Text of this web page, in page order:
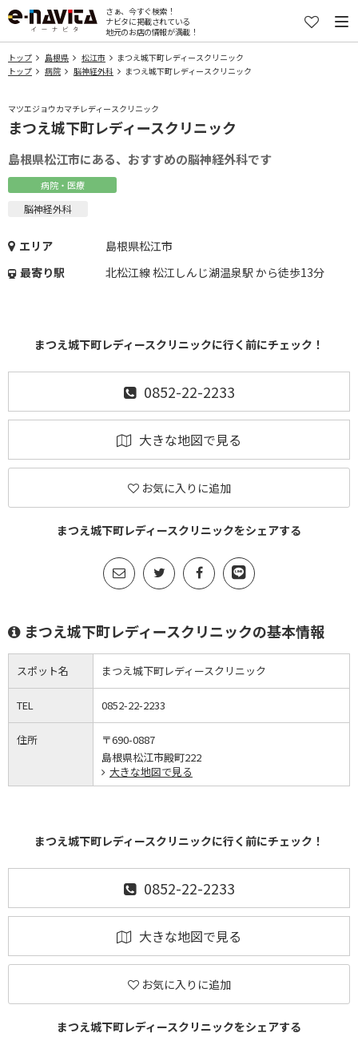
さぁ、今すぐ検索！
ナビタに掲載されている
地元のお店の情報が満載！
トップ 島根県 松江市
まつえ城下町レディースクリニック
トップ
病院 脳神経外科 まつえ城下町レディースクリニック
マツエジョウカマチレディースクリニック
まつえ城下町レディースクリニック
島根県松江市にある、おすすめの脳神経外科です
病院・医療
脳神経外科
エリア
島根県松江市
最寄り駅
北松江線 松江しんじ湖温泉駅 から徒歩13分
まつえ城下町レディースクリニックに行く前にチェック！
0852-22-2233
大きな地図で見る
お気に入りに追加
まつえ城下町レディースクリニックをシェアする
まつえ城下町レディースクリニックの基本情報
スポット名 まつえ城下町レディースクリニック
TEL 0852-22-2233
住所
〒690-0887
島根県松江市殿町222
大きな地図で見る
まつえ城下町レディースクリニックに行く前にチェック！
0852-22-2233
大きな地図で見る
お気に入りに追加
まつえ城下町レディースクリニックをシェアする